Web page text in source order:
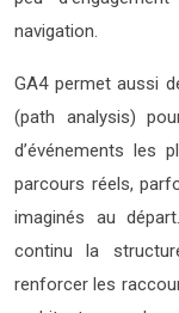
navigation.
GA4 permet aussi
(path analysis)
d’événements les
parcours réels,
imaginés au
continu la
renforcer les